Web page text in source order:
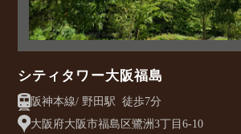
シティタワー大阪福島
阪神本線/ 野田駅 徒歩7分
大阪府大阪市福島区鷺洲3丁目6-10